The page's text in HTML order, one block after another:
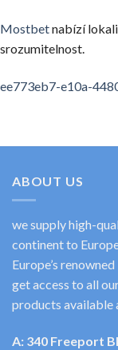
Mostbetnabízí
srozumitelnost.
spinempire online
valor bet app
ee773eb7-e10a-
利用規約・ボーナス
ABOUT US
we supply high-
continent to
Europe’s
get access to all
products available
A: 340 Freeport